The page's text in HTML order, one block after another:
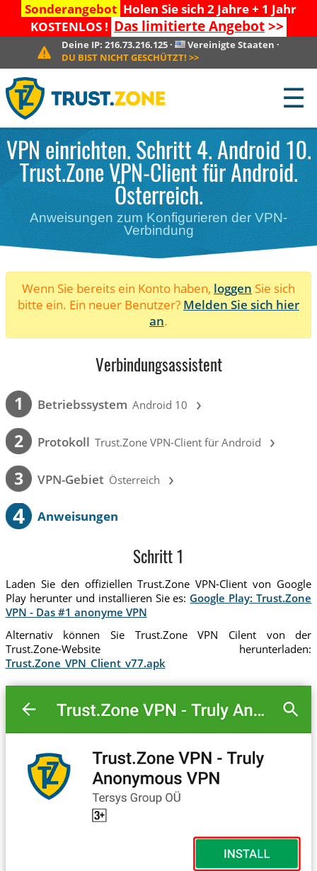
Sonderangebot Holen Sie sich 2 Jahre + 1 Jahr
KOSTENLOS ! Das limitierte Angebot>>
Deine IP: 216.73.216.125· Vereinigte Staaten ·
DU BIST NICHT GESCHÜTZT! >>
☰
VPN einrichten. Schritt 4. Android 10.
Trust.Zone VPN-Client für Android.
Österreich.
Anweisungen zum Konfigurieren der VPN-
Verbindung
Wenn Sie bereits ein Konto haben, loggen Sie sich
bitte ein. Ein neuer Benutzer? Melden Sie sich hier
an.
Verbindungsassistent
1 Betriebssystem Android 10 ›
2 Protokoll Trust.Zone VPN-Client für Android ›
3 VPN-Gebiet Österreich ›
4 Anweisungen
Schritt 1
Laden Sie den offiziellen Trust.Zone VPN-Client von Google
Play herunter und installieren Sie es: Google Play: Trust.Zone
VPN - Das #1 anonyme VPN
Alternativ können Sie Trust.Zone VPN Cilent von der
Trust.Zone-Website herunterladen:
Trust.Zone_VPN_Client_v77.apk